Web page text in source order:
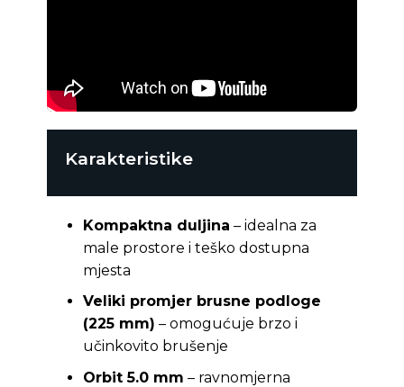
Karakteristike
Kompaktna duljina – idealna za
male prostore i teško dostupna
mjesta
Veliki promjer brusne podloge
(225 mm) – omogućuje brzo i
učinkovito brušenje
Orbit 5.0 mm – ravnomjerna